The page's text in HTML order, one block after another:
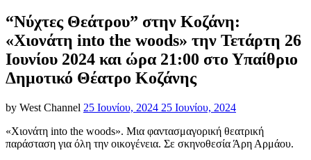
“Νύχτες Θεάτρου” στην Κοζάνη:
«Χιονάτη into the woods» την Τετάρτη 26
Ιουνίου 2024 και ώρα 21:00 στο Υπαίθριο
Δημοτικό Θέατρο Κοζάνης
by West Channel Posted
25 Ιουνίου, 2024 25 Ιουνίου, 2024
«Χιονάτη into the woods». Μια φαντασμαγορική θεατρική
παράσταση για όλη την οικογένεια. Σε σκηνοθεσία Άρη Αρμάου.